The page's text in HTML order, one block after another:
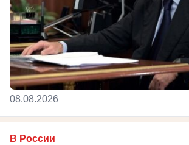
08.08.2026
В России